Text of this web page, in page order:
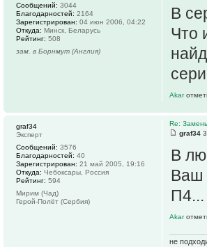
В
Что
Akar
Сообщений: 3044
Благодарностей: 2164
Зарегистрирован: 04 июн 2006, 04:22
Откуда: Минск, Беларусь
Рейтинг: 508
зам. в Борнмут (Англия)
Re:
graf34
В
Ваш
П4...
Akar
не
graf34
Эксперт
Сообщений: 3576
Благодарностей: 40
Зарегистрирован: 21 май 2005, 19:16
Откуда: Чебоксары, Россия
Рейтинг: 594
Мирим (Чад)
Герой-Полёт (Сербия)